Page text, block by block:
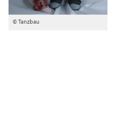
© Tanzbau